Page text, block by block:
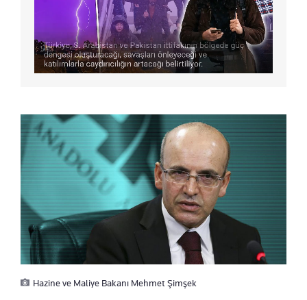
Hazine ve Maliye Bakanı Mehmet Şimşek